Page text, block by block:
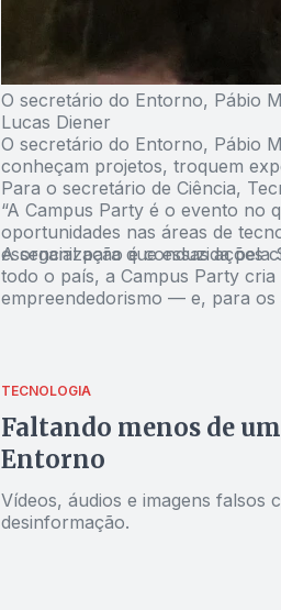
O secretário do Entorno, Pábio
Lucas Diener
O secretário do Entorno, Pábio
conheçam projetos, troquem
Para o secretário de Ciência,
“A Campus Party é o evento no
oportunidades nas áreas de
essencial para que essas ações
A organização é conduzida pela
todo o país, a Campus Party
empreendedorismo — e, para os
TECNOLOGIA
Faltando menos de
Entorno
Vídeos, áudios e imagens
desinformação.